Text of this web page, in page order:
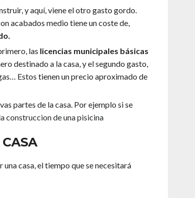
y aquí, viene el otro gasto gordo.
acabados medio tiene un coste de,
las licencias municipales básicas
destinado a la casa, y el segundo gasto,
Estos tienen un precio aproximado de
partes de la casa. Por ejemplo si se
construccion de una pisicina
casa, el tiempo que se necesitará